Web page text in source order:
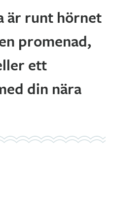
är runt hörnet
promenad,
ett
din nära